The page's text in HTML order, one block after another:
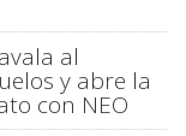
al
y abre la
con NEO